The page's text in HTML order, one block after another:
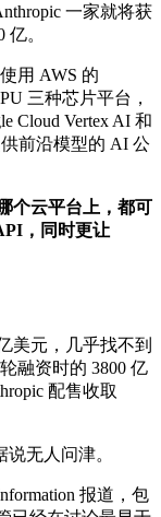
一家就将获
。
用 AWS 的
三种芯片平台，
Cloud Vertex AI 和
供前沿模型的 AI 公
个云平台上，都可
，同时更让
美元，几乎找不到
融资时的 3800 亿
配售收取
无人问津。
报道，包